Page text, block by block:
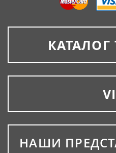
НАШИ